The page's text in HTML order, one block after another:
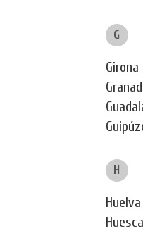
G
Girona
H
Huelva
Huesca